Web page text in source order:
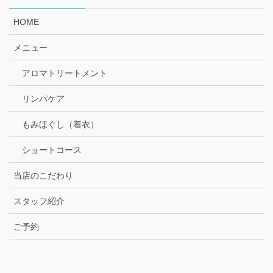
HOME
メニュー
アロマトリートメント
リンパケア
もみほぐし（着衣）
ショートコース
当店のこだわり
スタッフ紹介
ご予約